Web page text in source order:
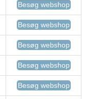
Besøg webshop
Besøg webshop
Besøg webshop
Besøg webshop
Besøg webshop